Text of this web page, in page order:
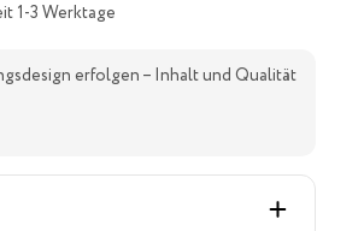
1-3 Werktage
erfolgen – Inhalt und Qualität